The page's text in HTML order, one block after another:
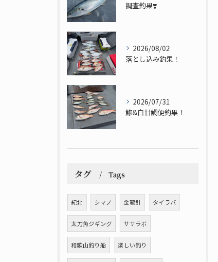
調査釣果❣️
2026/08/02
落とし込み釣果！
2026/07/31
鯵&白甘鯛便釣果！
タグ Tags
紀北 シマノ 金龍針 タイラバ
太刀魚ジギング ササラボ
和歌山釣り船 楽しい釣り